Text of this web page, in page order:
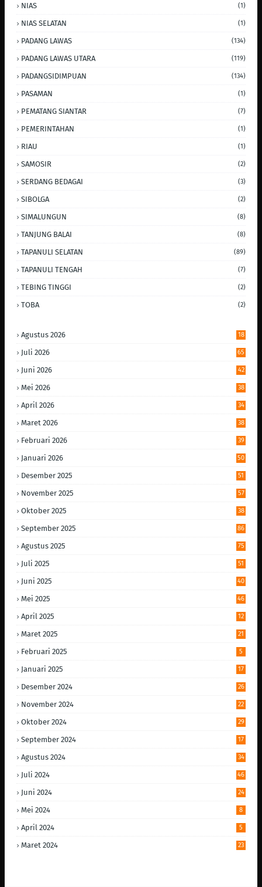
NIAS (1)
NIAS SELATAN (1)
PADANG LAWAS (134)
PADANG LAWAS UTARA (119)
PADANGSIDIMPUAN (134)
PASAMAN (1)
PEMATANG SIANTAR (7)
PEMERINTAHAN (1)
RIAU (1)
SAMOSIR (2)
SERDANG BEDAGAI (3)
SIBOLGA (2)
SIMALUNGUN (8)
TANJUNG BALAI (8)
TAPANULI SELATAN (89)
TAPANULI TENGAH (7)
TEBING TINGGI (2)
TOBA (2)
Agustus 2026 18
Juli 2026 65
Juni 2026 42
Mei 2026 38
April 2026 34
Maret 2026 38
Februari 2026 39
Januari 2026 50
Desember 2025 51
November 2025 57
Oktober 2025 38
September 2025 86
Agustus 2025 75
Juli 2025 51
Juni 2025 40
Mei 2025 46
April 2025 12
Maret 2025 21
Februari 2025 5
Januari 2025 17
Desember 2024 26
November 2024 22
Oktober 2024 29
September 2024 17
Agustus 2024 34
Juli 2024 46
Juni 2024 24
Mei 2024 8
April 2024 5
Maret 2024 23